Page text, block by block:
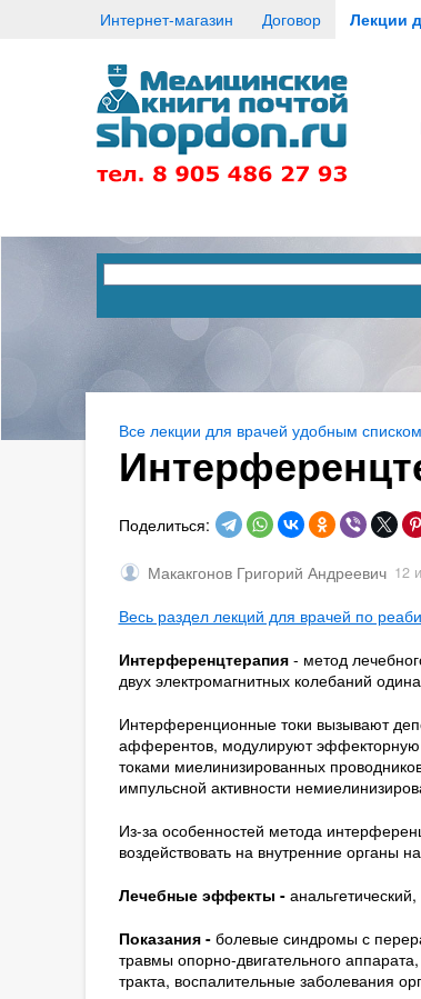
Интернет-магазин Договор Лекции
Все лекции для врачей удобным списком
Поделиться:
Макакгонов Григорий Андреевич 12
Весь раздел лекций для врачей по
Интерференцтерапия - метод
двух электромагнитных колебаний
Интерференционные токи вызывают
афферентов, модулируют эффекторную
токами миелинизиро­ванных
импульсной активности
Из-за особенностей метода
воздей­ствовать на внутренние органы
Лечебные эффекты -
Показания - болевые синдромы с
травмы опорно-двигательного
тракта, воспалительные заболевания